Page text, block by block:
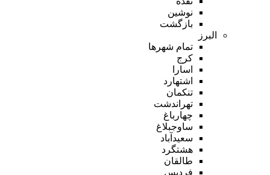
نوشین
بازگشت
البرز
تمام شهر‌ها
کرج
اسارا
اشتهارد
تنکمان
تهراندشت
چهارباغ
ساوجبلاغ
سعیدآباد
هشتگرد
طالقان
فردیس